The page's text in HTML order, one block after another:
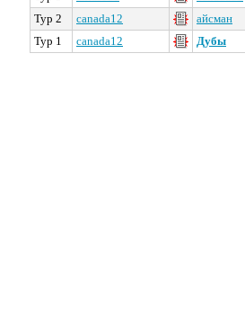
Тур 2
canada12
айсман
Тур 1
canada12 Дубы